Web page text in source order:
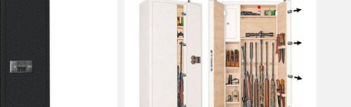
Производитель: Gunsafe